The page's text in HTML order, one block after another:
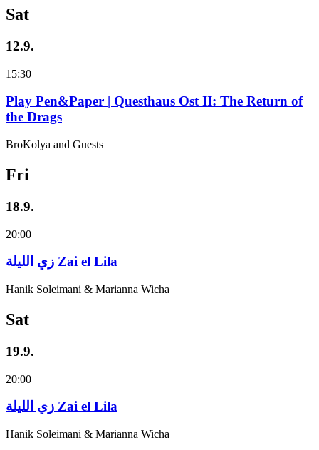
Sat
12.9.
15:30
Play Pen&Paper | Questhaus Ost II: The Return of
the Drags
BroKolya and Guests
Fri
18.9.
20:00
زي‌ اللیلة Zai el Lila
Hanik Soleimani & Marianna Wicha
Sat
19.9.
20:00
زي‌ اللیلة Zai el Lila
Hanik Soleimani & Marianna Wicha